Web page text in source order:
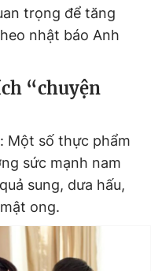
cần biết
trọng để tăng
nhật báo Anh
“chuyện
Một số thực phẩm
sức mạnh nam
sung, dưa hấu,
ong.